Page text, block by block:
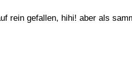
rein gefallen, hihi! aber als